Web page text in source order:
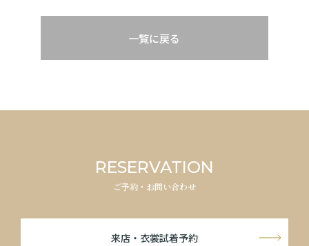
一覧に戻る
RESERVATION
ご予約・お問い合わせ
来店・衣裳試着予約